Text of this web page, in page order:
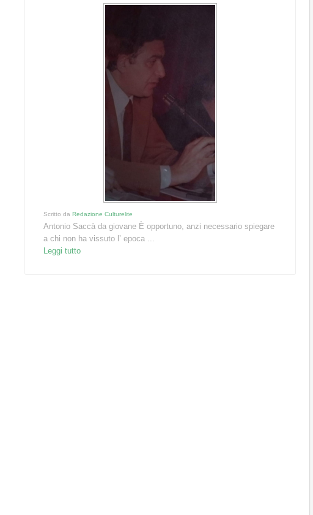
Scritto daRedazione Culturelite
Antonio Saccà da giovane È opportuno, anzi necessario spiegare
a chi non ha vissuto l’ epoca ...
Leggi tutto